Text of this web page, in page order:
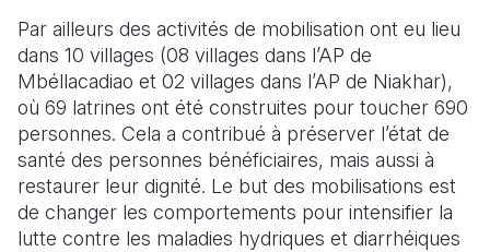
Par ailleurs des activités de mobilisation ont eu lieu
dans 10 villages (08 villages dans l’AP de
Mbéllacadiao et 02 villages dans l’AP de Niakhar),
où 69 latrines ont été construites pour toucher 690
personnes. Cela a contribué à préserver l’état de
santé des personnes bénéficiaires, mais aussi à
restaurer leur dignité. Le but des mobilisations est
de changer les comportements pour intensifier la
lutte contre les maladies hydriques et diarrhéiques